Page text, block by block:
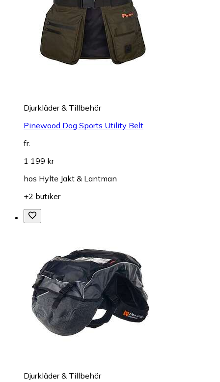
Djurkläder & Tillbehör
Pinewood Dog Sports Utility Belt
fr.
1 199 kr
hos Hylte Jakt & Lantman
+2 butiker
Djurkläder & Tillbehör